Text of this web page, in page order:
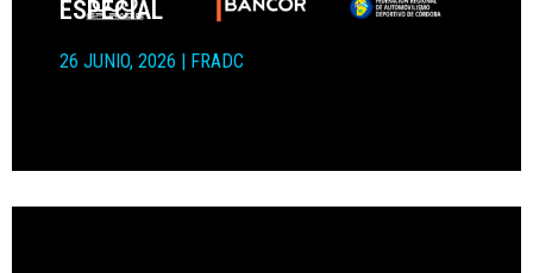
ESPECIAL
26 JUNIO, 2026 FRADC